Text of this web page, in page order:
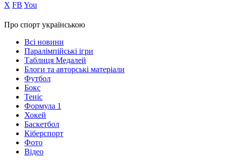
Х FB You
Про спорт українською
Всі новини
Паралімпійські ігри
Таблиця Медалей
Блоги та авторські матеріали
Футбол
Бокс
Теніс
Формула 1
Хокей
Баскетбол
Кіберспорт
Фото
Відео